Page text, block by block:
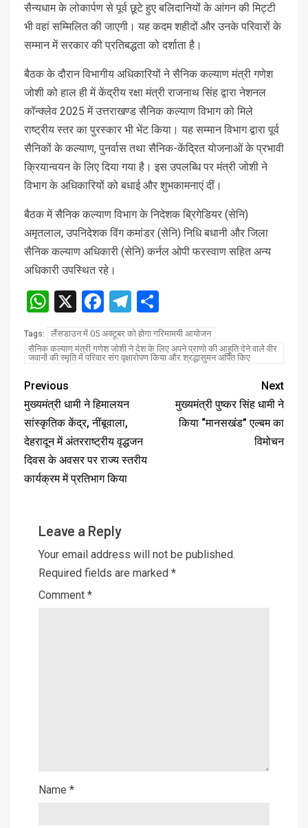
सैन्यधाम के लोकार्पण से पूर्व छूटे हुए बलिदानियों के आंगन की मिट्टी
भी वहां सम्मिलित की जाएगी। यह कदम शहीदों और उनके परिवारों के
सम्मान में सरकार की प्रतिबद्धता को दर्शाता है।
बैठक के दौरान विभागीय अधिकारियों ने सैनिक कल्याण मंत्री गणेश
जोशी को हाल ही में केंद्रीय रक्षा मंत्री राजनाथ सिंह द्वारा नेशनल
कॉन्क्लेव 2025 में उत्तराखण्ड सैनिक कल्याण विभाग को मिले
राष्ट्रीय स्तर का पुरस्कार भी भेंट किया। यह सम्मान विभाग द्वारा पूर्व
सैनिकों के कल्याण, पुनर्वास तथा सैनिक-केंद्रित योजनाओं के प्रभावी
क्रियान्वयन के लिए दिया गया है। इस उपलब्धि पर मंत्री जोशी ने
विभाग के अधिकारियों को बधाई और शुभकामनाएं दीं।
बैठक में सैनिक कल्याण विभाग के निदेशक ब्रिगेडियर (सेनि)
अमृतलाल, उपनिदेशक विंग कमांडर (सेनि) निधि बधानी और जिला
सैनिक कल्याण अधिकारी (सेनि) कर्नल ओपी फरस्वाण सहित अन्य
अधिकारी उपस्थित रहे।
WhatsApp
X Facebook
Telegram
Tags:
लैंसडाउन में 05 अक्टूबर को होगा गरिमामयी आयोजन
सैनिक कल्याण मंत्री गणेश जोशी ने देश के लिए अपने प्राणो की आहूति देने वाले वीर
जवानों की स्मृति में परिवार संग वृक्षारोपण किया और श्रद्धासुमन अर्पित किए
Previous
मुख्यमंत्री धामी ने हिमालयन
सांस्कृतिक केंद्र, नींबूवाला,
देहरादून में अंतरराष्ट्रीय वृद्धजन
दिवस के अवसर पर राज्य स्तरीय
कार्यक्रम में प्रतिभाग किया
Next
मुख्यमंत्री पुष्कर सिंह धामी ने
किया “मानसखंड” एल्बम का
विमोचन
Leave a Reply
Your email address will not be published.
Required fields are marked *
Comment *
Name *